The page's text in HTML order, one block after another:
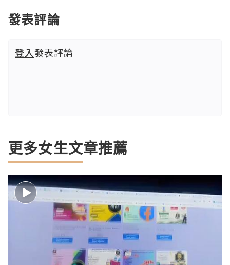
發表評論
登入發表評論
更多女生文章推薦